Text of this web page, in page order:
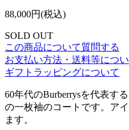
88,000円(税込)
SOLD OUT
この商品について質問する
お支払い方法・送料等につ
ギフトラッピングについて
60年代のBurberrysを代表す
の一枚袖のコートです。ア
ます。